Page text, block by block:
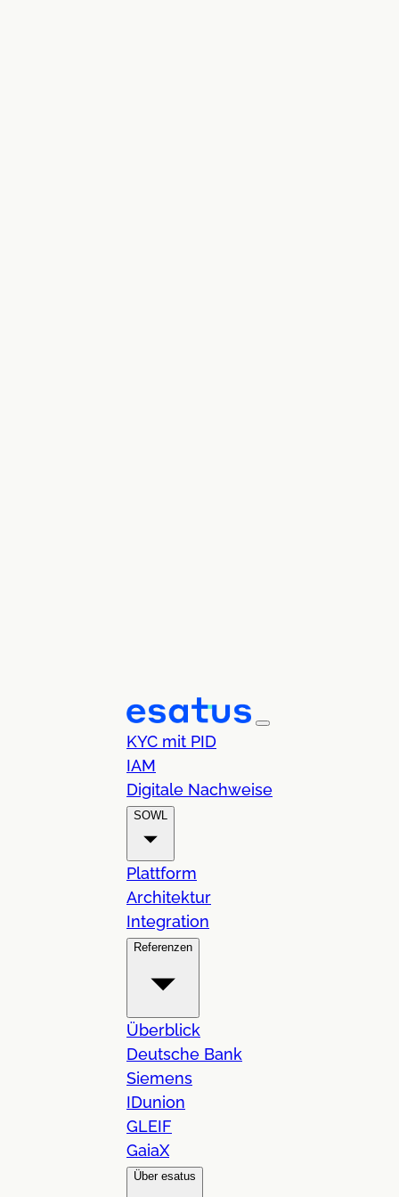
KYC mit PID
IAM
Digitale Nachweise
SOWL
Plattform
Architektur
Integration
Referenzen
Überblick
Deutsche Bank
Siemens
IDunion
GLEIF
GaiaX
Über esatus